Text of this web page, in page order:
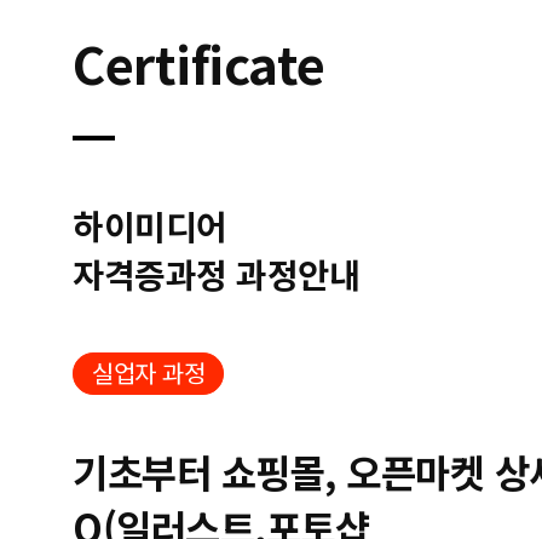
Certificate
하이미디어
자격증과정 과정안내
실업자 과정
기초부터 쇼핑몰, 오픈마켓
Q(일러스트,포토샵_